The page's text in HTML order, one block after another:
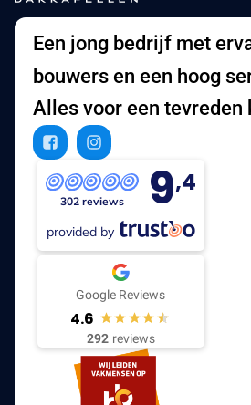
Een jong bedrijf met
bouwers en een hoog
Alles voor een tevreden
302 reviews 9,4
provided by
Google Reviews
4.6
292 reviews